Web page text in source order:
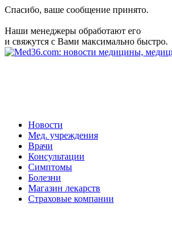
Спасибо, ваше сообщение принято.
Наши менеджеры обработают его
и свяжутся с Вами максимально быстро.
Новости
Мед. учреждения
Врачи
Консультации
Симптомы
Болезни
Магазин лекарств
Страховые компании